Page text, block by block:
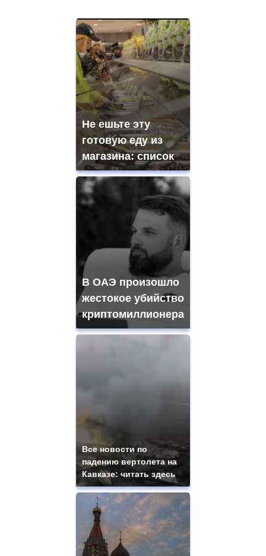
Не ешьте эту
готовую еду из
магазина: список
В ОАЭ произошло
жестокое убийство
криптомиллионера
Все новости по
падению вертолета на
Кавказе: читать здесь